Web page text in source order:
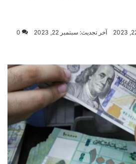
آخر تحديث: سبتمبر 22, 2023 0